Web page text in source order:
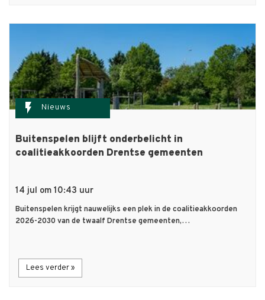
flash_on Nieuws
Buitenspelen blijft onderbelicht in
coalitieakkoorden Drentse gemeenten
14 jul om 10:43 uur
Buitenspelen krijgt nauwelijks een plek in de coalitieakkoorden
2026-2030 van de twaalf Drentse gemeenten,…
Lees verder »